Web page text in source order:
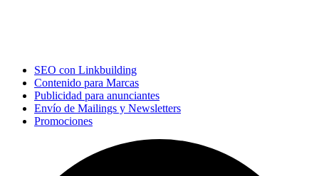
SEO con Linkbuilding
Contenido para Marcas
Publicidad para anunciantes
Envío de Mailings y Newsletters
Promociones